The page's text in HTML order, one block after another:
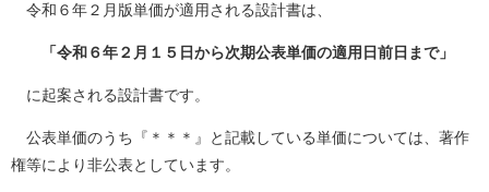
令和６年２月版単価が適用される設計書は、
「令和６年２月１５日から次期公表単価の適用日前日まで」
に起案される設計書です。
公表単価のうち『＊＊＊』と記載している単価については、著作
権等により非公表としています。